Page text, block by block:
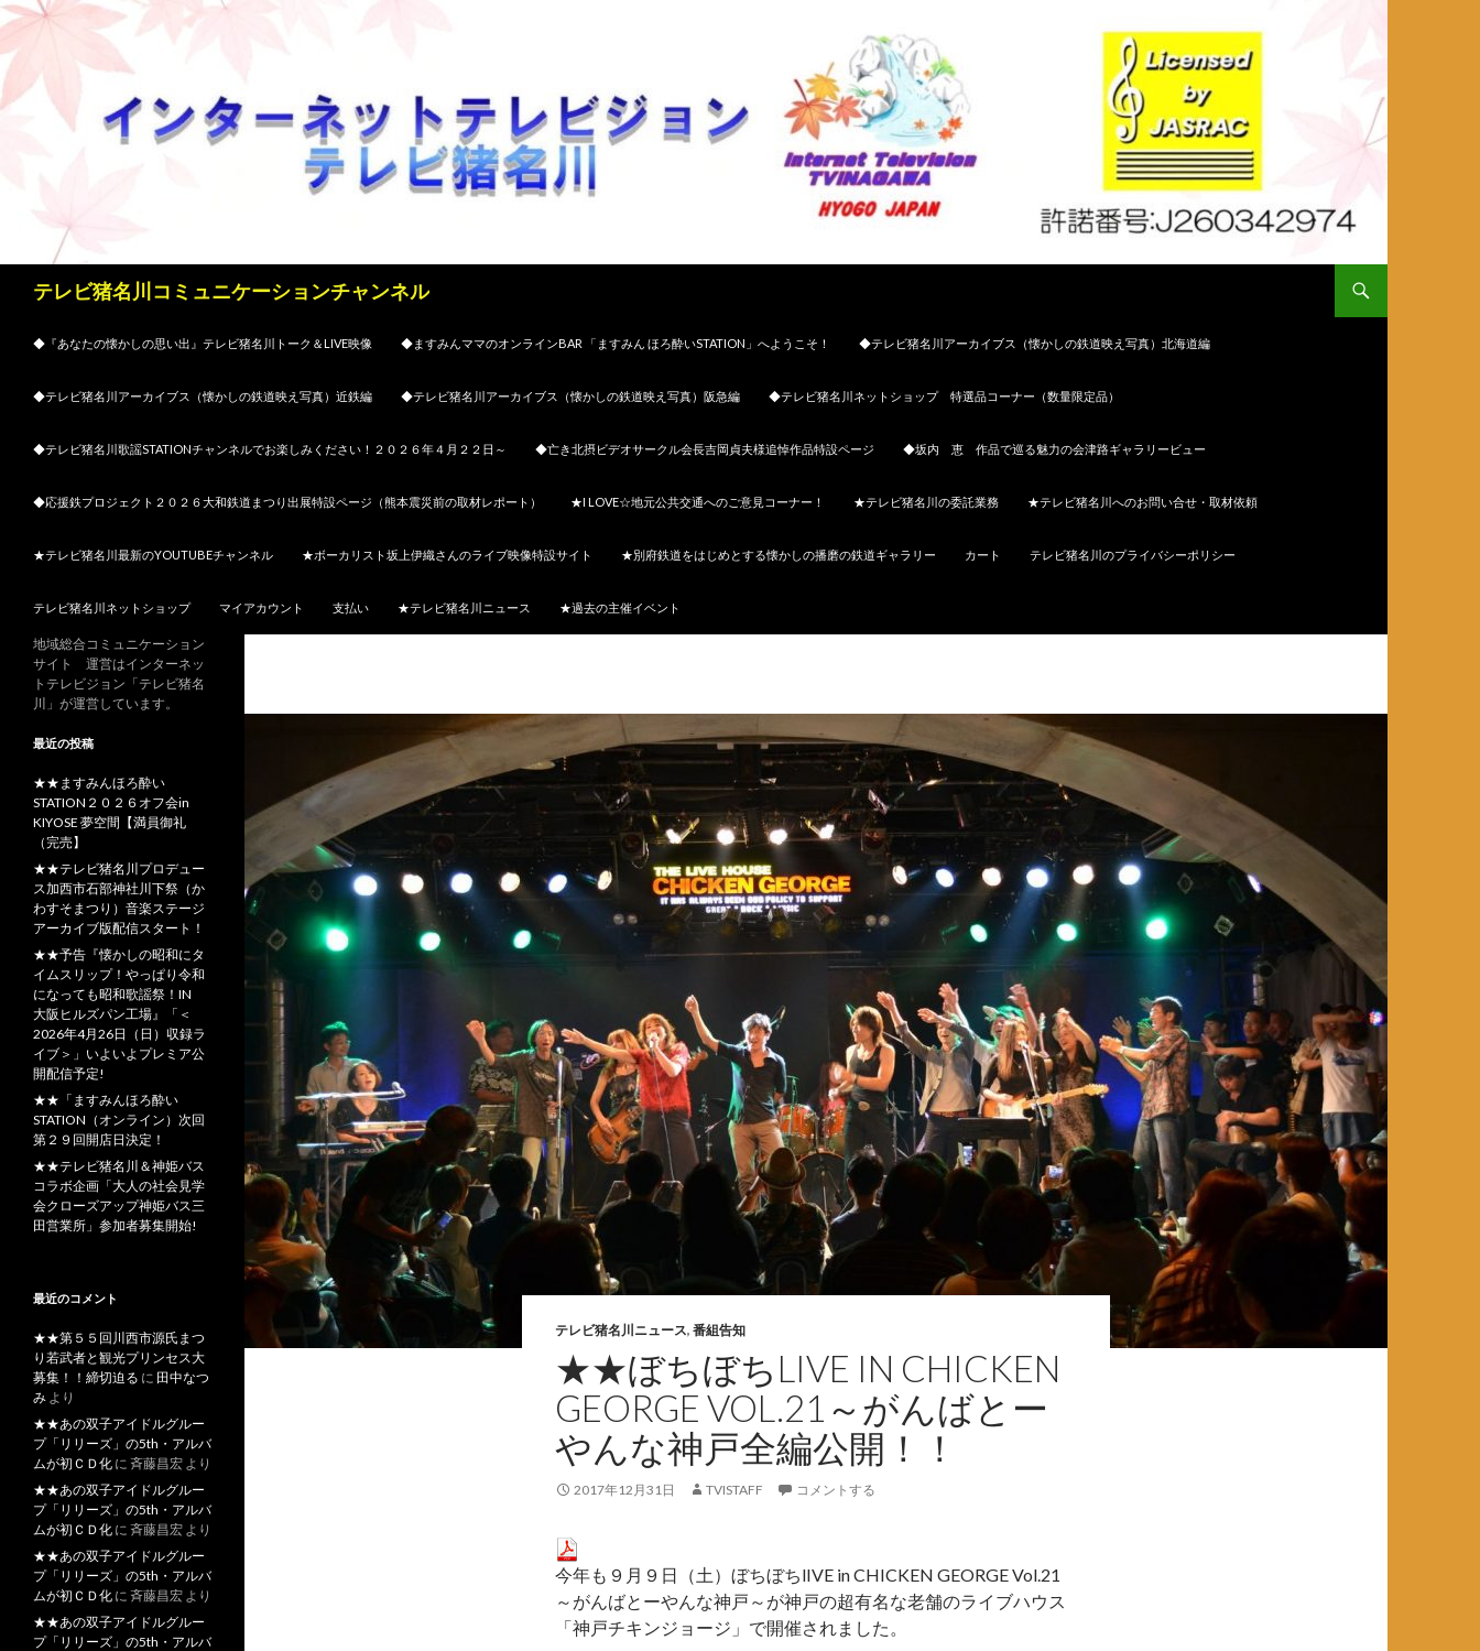
テレビ猪名川コミュニケーションチャンネル
◆『あなたの懐かしの思い出』テレビ猪名川トーク＆LIVE映像
◆ますみんママのオンラインBAR 「ますみん ほろ酔いSTATION」へようこそ！ ◆テレビ猪名川アーカイブス（懐かしの鉄道映え写真）北海道編
◆テレビ猪名川アーカイブス（懐かしの鉄道映え写真）近鉄編 ◆テレビ猪名川アーカイブス（懐かしの鉄道映え写真）阪急編 ◆テレビ猪名川ネットショップ 特選品コーナー（数量限定品）
◆テレビ猪名川歌謡STATIONチャンネルでお楽しみください！２０２６年４月２２日～ ◆亡き北摂ビデオサークル会長吉岡貞夫様追悼作品特設ページ ◆坂内 恵 作品で巡る魅力の会津路ギャラリービュー
◆応援鉄プロジェクト２０２６大和鉄道まつり出展特設ページ（熊本震災前の取材レポート） ★I LOVE☆地元公共交通へのご意見コーナー！ ★テレビ猪名川の委託業務 ★テレビ猪名川へのお問い合せ・取材依頼
★テレビ猪名川最新のYOUTUBEチャンネル ★ボーカリスト坂上伊織さんのライブ映像特設サイト ★別府鉄道をはじめとする懐かしの播磨の鉄道ギャラリー カート テレビ猪名川のプライバシーポリシー
テレビ猪名川ネットショップ マイアカウント 支払い ★テレビ猪名川ニュース ★過去の主催イベント
テレビ猪名川ニュース, 番組告知
★★ぼちぼちLIVE IN CHICKEN
GEORGE VOL.21～がんばとー
やんな神戸全編公開！！
2017年12月31日 TVISTAFF コメントする
今年も９月９日（土）ぼちぼちlIVE in CHICKEN GEORGE Vol.21
～がんばとーやんな神戸～が神戸の超有名な老舗のライブハウス
「神戸チキンジョージ」で開催されました。
地域総合コミュニケーション
サイト 運営はインターネッ
トテレビジョン「テレビ猪名
川」が運営しています。
最近の投稿
★★ますみんほろ酔い
STATION２０２６オフ会in
KIYOSE 夢空間【満員御礼
（完売】
★★テレビ猪名川プロデュー
ス加西市石部神社川下祭（か
わすそまつり）音楽ステージ
アーカイブ版配信スタート！
★★予告『懐かしの昭和にタ
イムスリップ！やっぱり令和
になっても昭和歌謡祭！IN
大阪ヒルズパン工場』「＜
2026年4月26日（日）収録ラ
イブ＞」いよいよプレミア公
開配信予定!
★★「ますみんほろ酔い
STATION（オンライン）次回
第２９回開店日決定！
★★テレビ猪名川＆神姫バス
コラボ企画「大人の社会見学
会クローズアップ神姫バス三
田営業所」参加者募集開始!
最近のコメント
★★第５５回川西市源氏まつ
り若武者と観光プリンセス大
募集！！締切迫る に 田中なつ
み より
★★あの双子アイドルグルー
プ「リリーズ」の5th・アルバ
ムが初ＣＤ化 に 斉藤昌宏 より
★★あの双子アイドルグルー
プ「リリーズ」の5th・アルバ
ムが初ＣＤ化 に 斉藤昌宏 より
★★あの双子アイドルグルー
プ「リリーズ」の5th・アルバ
ムが初ＣＤ化 に 斉藤昌宏 より
★★あの双子アイドルグルー
プ「リリーズ」の5th・アルバ